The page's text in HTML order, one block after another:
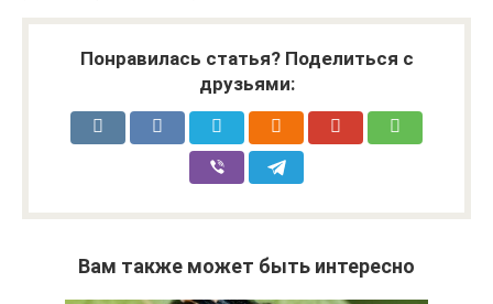
Понравилась статья? Поделиться с
друзьями:
Вам также может быть интересно